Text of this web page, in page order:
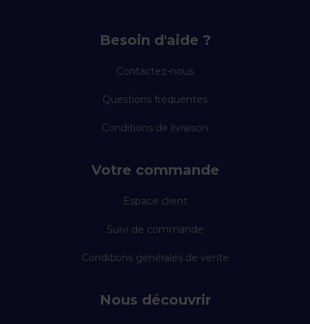
Besoin d'aide ?
Contactez-nous
Questions fréquentes
Conditions de livraison
Votre commande
Espace client
Suivi de commande
Conditions générales de vente
Nous découvrir